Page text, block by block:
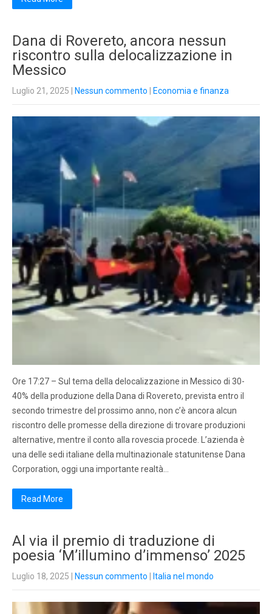
Dana di Rovereto, ancora nessun
riscontro sulla delocalizzazione in
Messico
Luglio 21, 2025 Nessun commento Economia e finanza
Ore 17:27 – Sul tema della delocalizzazione in Messico di 30-
40% della produzione della Dana di Rovereto, prevista entro il
secondo trimestre del prossimo anno, non c’è ancora alcun
riscontro delle promesse della direzione di trovare produzioni
alternative, mentre il conto alla rovescia procede. L’azienda è
una delle sedi italiane della multinazionale statunitense Dana
Corporation, oggi una importante realtà…
Read More
Al via il premio di traduzione di
poesia ‘M’illumino d’immenso’ 2025
Luglio 18, 2025 Nessun commento Italia nel mondo